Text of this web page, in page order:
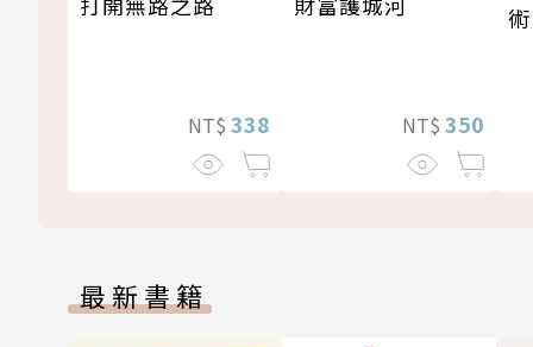
NT$ 338 NT$ 350
術
最新書籍